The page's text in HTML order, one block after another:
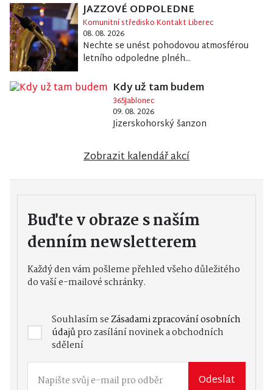
JAZZOVÉ ODPOLEDNE
Komunitní středisko Kontakt Liberec
08. 08. 2026
Nechte se unést pohodovou atmosférou
letního odpoledne plnéh...
Kdy už tam budem
365Jablonec
09. 08. 2026
Jizerskohorský šanzon
Zobrazit kalendář akcí
Buďte v obraze s naším
denním newsletterem
Každý den vám pošleme přehled všeho důležitého
do vaší e-mailové schránky.
Souhlasím seZásadami zpracování osobních
údajůpro zasílání novinek a obchodních
sdělení
Odeslat